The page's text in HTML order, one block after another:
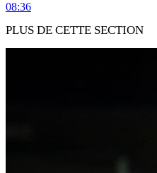
08:36
PLUS DE CETTE SECTION